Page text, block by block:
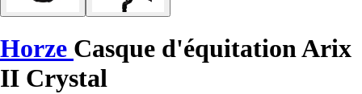
Horze Casque d'équitation Arix
II Crystal